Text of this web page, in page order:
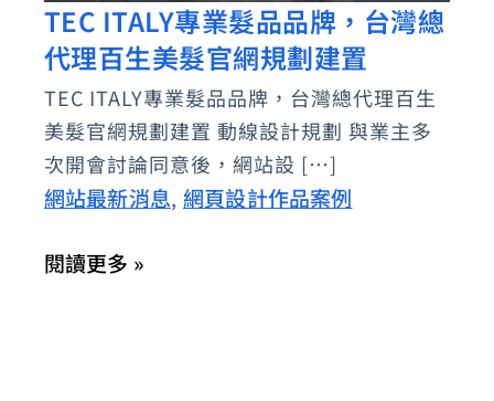
TEC ITALY專業髮品品牌，台灣總
代理百生美髮官網規劃建置
TEC ITALY專業髮品品牌，台灣總代理百生
美髮官網規劃建置 動線設計規劃 與業主多
次開會討論同意後，網站設 […]
網站最新消息, 網頁設計作品案例
TEC
ITALY
專
業
髮
品
牌，
閱讀更多 »